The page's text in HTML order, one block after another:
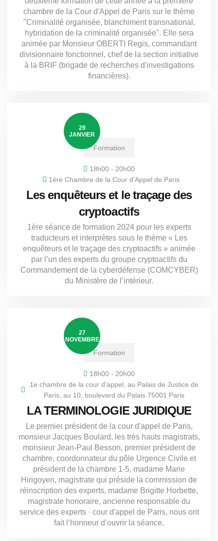
chambre de la Cour d'Appel de Paris sur le thème
"Criminalité organisée, blanchiment transnational,
hybridation de la criminalité organisée". Elle sera
animée par Monsieur OBERTI Regis, commandant
divisionnaire fonctionnel, chef de la section initiative
à la BRIF (brigade de recherches d'investigations
financières).
29
JANVIER
Formation
18h00 - 20h00
1ère Chambre de la Cour d’Appel de Paris
Les enquêteurs et le traçage des
cryptoactifs
1ère séance de formation 2024 pour les experts
traducteurs et interprètes sous le thème « Les
enquêteurs et le traçage des cryptoactifs » animée
par l’un des experts du groupe cryptoactifs du
Commandement de la cyberdéfense (COMCYBER)
du Ministère de l’intérieur.
27
NOVEMBRE
Formation
18h00 - 20h00
1e chambre de la cour d’appel, au Palais de Justice de
Paris, au 10, boulevard du Palais 75001 Paris
LA TERMINOLOGIE JURIDIQUE
Le premier président de la cour d'appel de Paris,
monsieur Jacques Boulard, les très hauts magistrats,
monsieur Jean-Paul Besson, premier président de
chambre, coordonnateur du pôle Urgence Civile et
président de la chambre 1-5, madame Marie
Hirigoyen, magistrate qui préside la commission de
réinscription des experts, madame Brigitte Horbette,
magistrate honoraire, ancienne responsable du
service des experts · cour d'appel de Paris, nous ont
fait l’honneur d’ouvrir la séance.